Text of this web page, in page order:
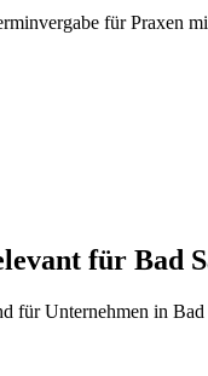
für Praxen
für Bad
für Unternehmen in Bad